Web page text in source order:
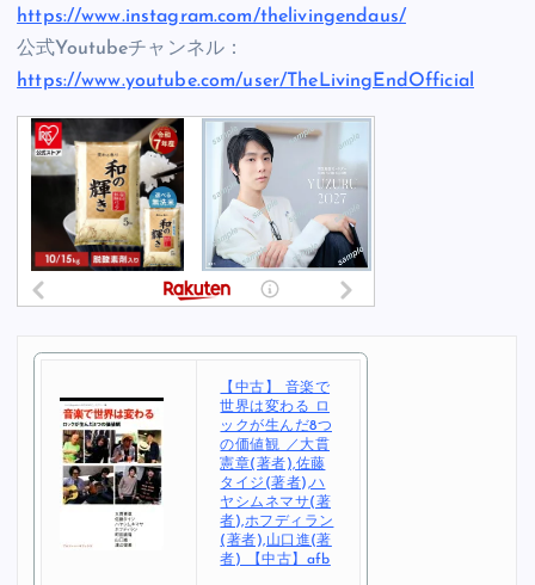
https://www.instagram.com/thelivingendaus/
公式Youtubeチャンネル：
https://www.youtube.com/user/TheLivingEndOfficial
【中古】 音楽で
世界は変わる ロ
ックが生んだ8つ
の価値観 ／大貫
憲章(著者),佐藤
タイジ(著者),ハ
ヤシムネマサ(著
者),ホフディラン
(著者),山口進(著
者) 【中古】afb